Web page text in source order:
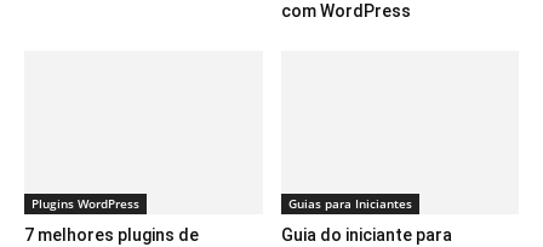
com WordPress
Plugins WordPress
7 melhores plugins de
Guias para Iniciantes
Guia do iniciante para